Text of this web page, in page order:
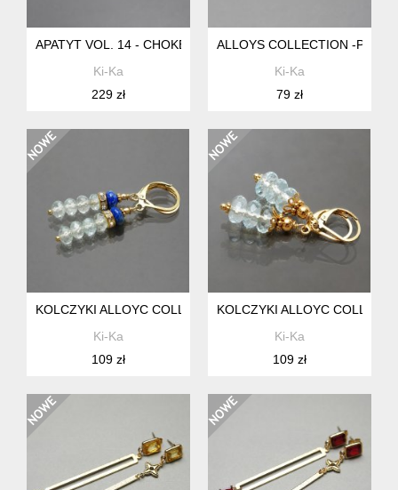
APATYT VOL. 14 - CHOKER/ 22.07.26 - SZLACHETNA
Ki-Ka
229 zł
ALLOYS COLLECTION -
Ki-Ka
79 zł
KOLCZYKI ALLOYC COLLECTION - KLEJNOTKI /KWARC
Ki-Ka
109 zł
KOLCZYKI ALLOYC
Ki-Ka
109 zł